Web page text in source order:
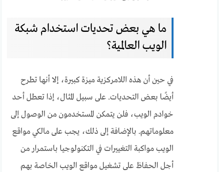
ما هي بعض تحديات استخدام شبكة
الويب العالمية؟
في حين أن هذه اللامركزية ميزة كبيرة، إلا أنها تطرح
أيضًا بعض التحديات. على سبيل المثال، إذا تعطل أحد
خوادم الويب، فلن يتمكن المستخدمون من الوصول إلى
معلوماتهم. بالإضافة إلى ذلك، يجب على مالكي مواقع
الويب مواكبة التغييرات في التكنولوجيا باستمرار من
أجل الحفاظ على تشغيل مواقع الويب الخاصة بهم